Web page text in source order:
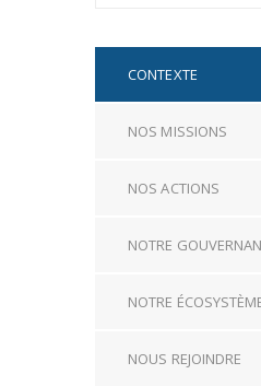
CONTEXTE
NOS MISSIONS
NOS ACTIONS
NOTRE
NOTRE
NOUS REJOINDRE